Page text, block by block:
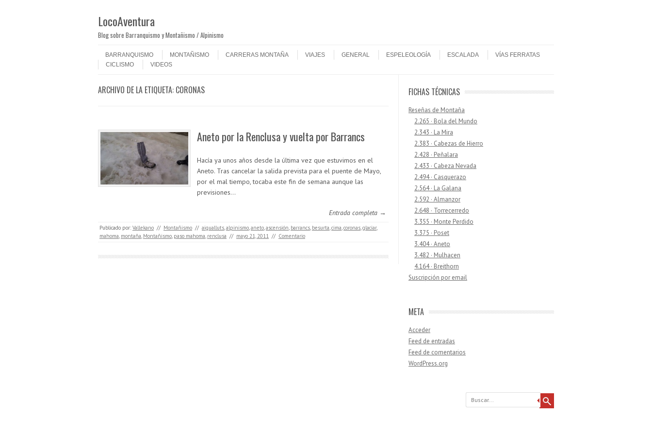
LocoAventura
Blog sobre Barranquismo y Montañismo / Alpinismo
Menú
BARRANQUISMO
MONTAÑISMO CARRERAS MONTAÑA VIAJES GENERAL ESPELEOLOGÍA ESCALADA
VÍAS FERRATAS
CICLISMO
VIDEOS
ARCHIVO DE LA ETIQUETA: CORONAS
Aneto por la Renclusa y vuelta por Barrancs
Hacía ya unos años desde la última vez que estuvimos en el
Aneto. Tras cancelar la salida prevista para el puente de Mayo,
por el mal tiempo, tocaba este fin de semana aunque las
previsiones…
Entrada completa →
Publicado por: Vallekano // Montañismo // aigualluts,alpinismo,aneto,ascensión, barrancs, besurta,cima,coronas,glaciar,
mahoma, montaña, Montañismo, paso mahoma, renclusa // mayo 21, 2011 // Comentario
FICHAS TÉCNICAS
Reseñas de Montaña
2.265 · Bola del Mundo
2.343 · La Mira
2.383 · Cabezas de Hierro
2.428 · Peñalara
2.433 · Cabeza Nevada
2.494 · Casquerazo
2.564 · La Galana
2.592 · Almanzor
2.648 · Torrecerredo
3.355 · Monte Perdido
3.375 · Poset
3.404 · Aneto
3.482 · Mulhacen
4.164 · Breithorn
Suscripción por email
META
Acceder
Feed de entradas
Feed de comentarios
WordPress.org